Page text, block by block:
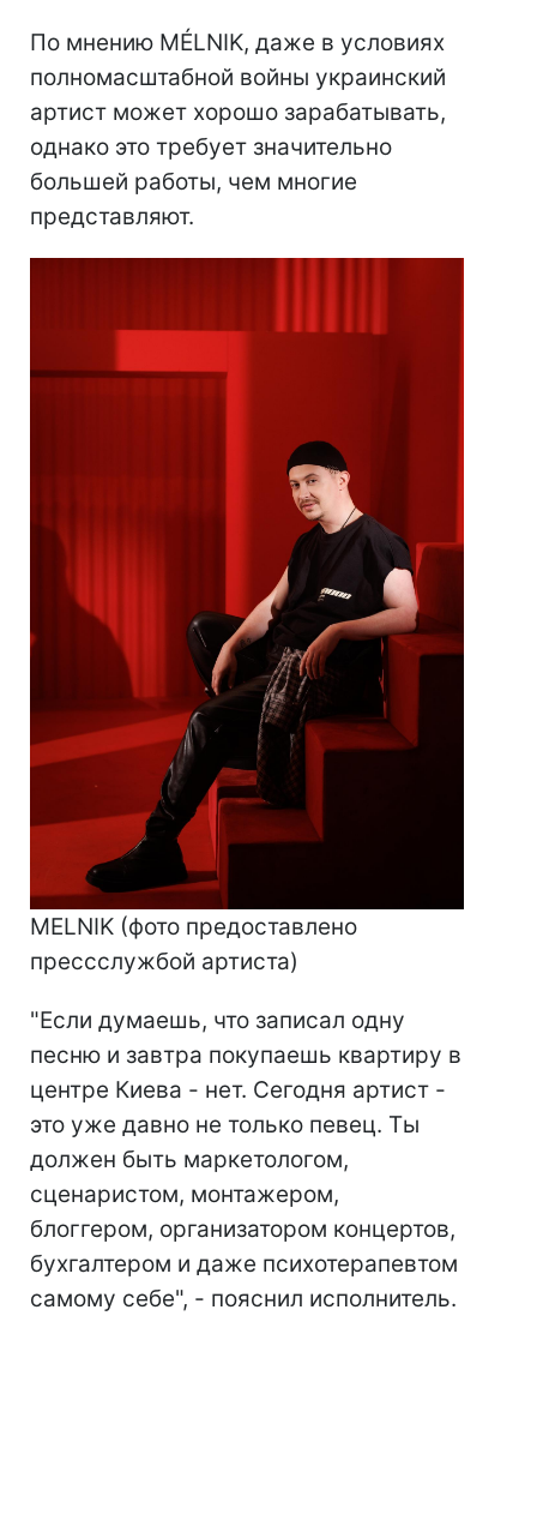
По мнению MÉLNIK, даже в условиях
полномасштабной войны украинский
артист может хорошо зарабатывать,
однако это требует значительно
большей работы, чем многие
представляют.
MELNIK (фото предоставлено
прессслужбой артиста)
"Если думаешь, что записал одну
песню и завтра покупаешь квартиру в
центре Киева - нет. Сегодня артист -
это уже давно не только певец. Ты
должен быть маркетологом,
сценаристом, монтажером,
блоггером, организатором концертов,
бухгалтером и даже психотерапевтом
самому себе", - пояснил исполнитель.